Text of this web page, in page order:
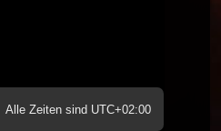
Alle Zeiten sind UTC+02:00